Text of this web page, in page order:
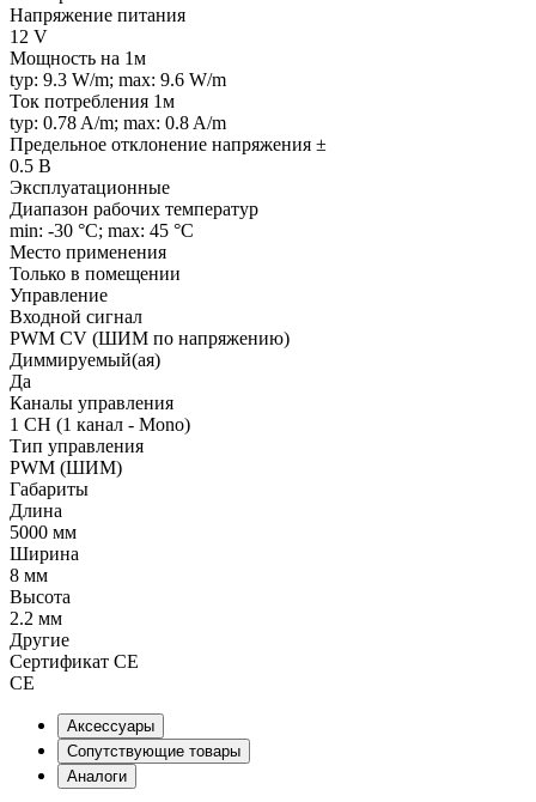
Напряжение питания
12 V
Мощность на 1м
typ: 9.3 W/m; max: 9.6 W/m
Ток потребления 1м
typ: 0.78 A/m; max: 0.8 A/m
Предельное отклонение напряжения ±
0.5 В
Эксплуатационные
Диапазон рабочих температур
min: -30 °C; max: 45 °C
Место применения
Только в помещении
Управление
Входной сигнал
PWM СV (ШИМ по напряжению)
Диммируемый(ая)
Да
Каналы управления
1 CH (1 канал - Mono)
Тип управления
PWM (ШИМ)
Габариты
Длина
5000 мм
Ширина
8 мм
Высота
2.2 мм
Другие
Сертификат CE
CE
Аксессуары
Сопутствующие товары
Аналоги